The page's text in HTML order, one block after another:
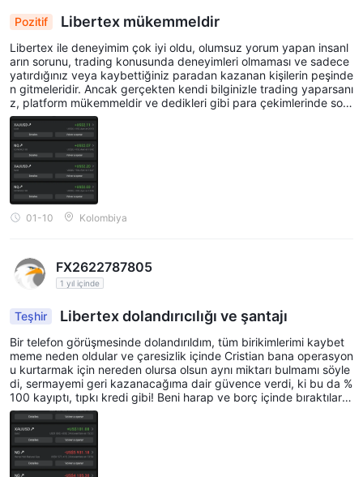
Pozitif Libertex mükemmeldir
Libertex ile deneyimim çok iyi oldu, olumsuz yorum yapan insanl
arın sorunu, trading konusunda deneyimleri olmaması ve sadece
yatırdığınız veya kaybettiğiniz paradan kazanan kişilerin peşinde
n gitmeleridir. Ancak gerçekten kendi bilginizle trading yaparsanı
z, platform mükemmeldir ve dedikleri gibi para çekimlerinde soru
n çıkarmazlar. Doğal olarak bir kimlik doğrulama süreci olması ge
rekir ama bu bir kerelik bir işlemdir çünkü bu bir güvenlik önlemi
dir. Bana iyi görünüyor. Diğer yandan, parayı yatırıp başkalarının
mucizeler yapmasını beklemek zordur, trading'de herkes öğrenm
elidir ve bunun için pratik yapmak için demo hesaplar vardır, nası
l işlem yapılacağından veya hangi işlemin yapılacağından emin d
eğilseniz. Ancak başkalarının ne yapmanızı söylediği için yapıyor
sanız, bu yanlıştır. Genel olarak platform, broker çok iyidir. Hiçbir
zaman sorun yaşamadım ve 8 yıldır işlem yapıyorum. Ekli resimd
01-10 Kolombiya
FX2622787805
1 yıl içinde
Teşhir Libertex dolandırıcılığı ve şantajı
Bir telefon görüşmesinde dolandırıldım, tüm birikimlerimi kaybet
meme neden oldular ve çaresizlik içinde Cristian bana operasyon
u kurtarmak için nereden olursa olsun aynı miktarı bulmamı söyle
di, sermayemi geri kazanacağıma dair güvence verdi, ki bu da %
100 kayıptı, tıpkı kredi gibi! Beni harap ve borç içinde bıraktılar!
21 Kasım'daki aramaları araştırmanız için yalvarıyorum ve hala bir
yanıt alamadım! Çaresizim!